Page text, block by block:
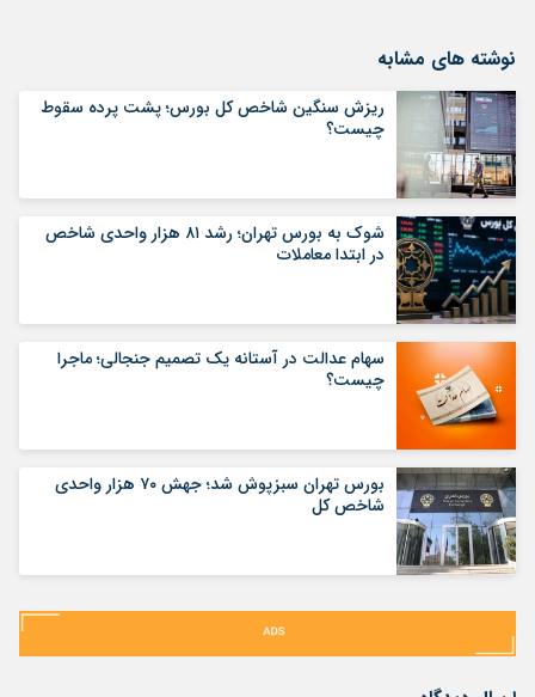
نوشته های مشابه
ریزش سنگین شاخص کل بورس؛ پشت پرده سقوط
چیست؟
شوک به بورس تهران؛ رشد ۸۱ هزار واحدی شاخص
در ابتدا معاملات
سهام عدالت در آستانه یک تصمیم جنجالی؛ ماجرا
چیست؟
بورس تهران سبزپوش شد؛ جهش ۷۰ هزار واحدی
شاخص کل